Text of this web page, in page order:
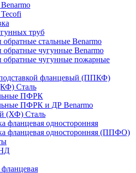
труб
стальные Benarmo
чугунные Benarmo
обратные чугунные пожарные
фланцевый (ППКФ)
Сталь
ПФРК
ПФРК и ДР Benarmo
(ХФ) Сталь
фланцевая односторонняя
фланцевая односторонняя (ППФО)